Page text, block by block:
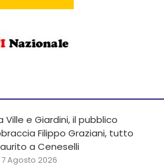
Ville e Giardini, il pubblico
Filippo Graziani, tutto
a Ceneselli
7 Agosto 2026